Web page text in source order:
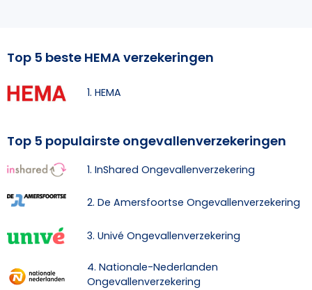
Top 5 beste HEMA verzekeringen
1. HEMA
Top 5 populairste ongevallenverzekeringen
1. InShared Ongevallenverzekering
2. De Amersfoortse Ongevallenverzekering
3. Univé Ongevallenverzekering
4. Nationale-Nederlanden
Ongevallenverzekering